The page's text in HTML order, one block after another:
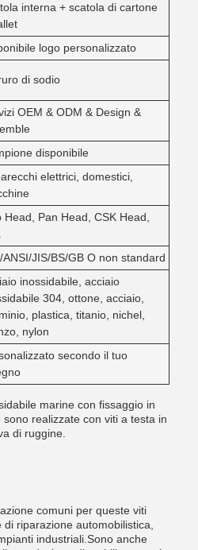
interna + scatola di cartone
logo personalizzato
di sodio
OEM & ODM & Design &
disponibile
elettrici, domestici,
Head, Pan Head, CSK Head,
ANSI/JIS/BS/GB O non standard
inossidabile, acciaio
304, ottone, acciaio,
plastica, titanio, nichel,
nylon
secondo il tuo
marine con fissaggio in
realizzate con viti a testa in
di ruggine.
comuni per queste viti
riparazione automobilistica,
industriali.Sono anche